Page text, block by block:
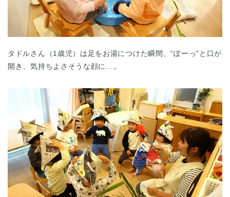
千葉県 千葉県 全域
埼玉県 埼玉県 全域
兵庫県 兵庫県 全域
タドルさん（1歳児）は足をお湯につけた瞬間、“ぽーっ”と口が
開き、気持ちよさそうな顔に…。